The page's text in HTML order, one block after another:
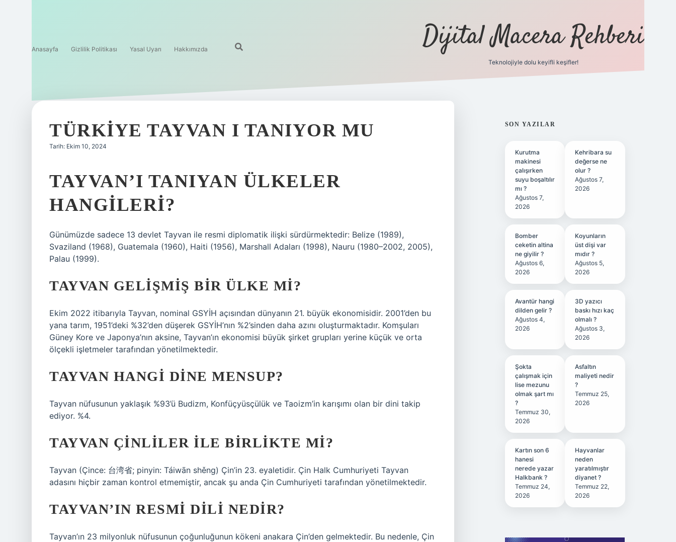
Anasayfa Gizlilik Politikası Yasal Uyarı Hakkımızda Dijital Macera Rehberi
Teknolojiyle dolu keyifli keşifler!
TÜRKIYE TAYVAN I TANIYOR MU
Tarih: Ekim 10, 2024
TAYVAN’I TANIYAN ÜLKELER
HANGILERI?
Günümüzde sadece 13 devlet Tayvan ile resmi diplomatik ilişki sürdürmektedir: Belize (1989),
Svaziland (1968), Guatemala (1960), Haiti (1956), Marshall Adaları (1998), Nauru (1980–2002, 2005),
Palau (1999).
TAYVAN GELIŞMIŞ BIR ÜLKE MI?
Ekim 2022 itibarıyla Tayvan, nominal GSYİH açısından dünyanın 21. büyük ekonomisidir. 2001’den bu
yana tarım, 1951’deki %32’den düşerek GSYİH’nın %2’sinden daha azını oluşturmaktadır. Komşuları
Güney Kore ve Japonya’nın aksine, Tayvan’ın ekonomisi büyük şirket grupları yerine küçük ve orta
ölçekli işletmeler tarafından yönetilmektedir.
TAYVAN HANGI DINE MENSUP?
Tayvan nüfusunun yaklaşık %93’ü Budizm, Konfüçyüsçülük ve Taoizm’in karışımı olan bir dini takip
ediyor. %4.
TAYVAN ÇINLILER ILE BIRLIKTE MI?
Tayvan (Çince: 台湾省; pinyin: Táiwān shěng) Çin’in 23. eyaletidir. Çin Halk Cumhuriyeti Tayvan
adasını hiçbir zaman kontrol etmemiştir, ancak şu anda Çin Cumhuriyeti tarafından yönetilmektedir.
TAYVAN’IN RESMI DILI NEDIR?
Tayvan’ın 23 milyonluk nüfusunun çoğunluğunun kökeni anakara Çin’den gelmektedir. Bu nedenle, Çin
SIDEBAR
SON YAZILAR
Kurutma
makinesi
çalışırken
suyu boşaltılır
mı ?
Ağustos 7,
2026
Kehribara su
değerse ne
olur ?
Ağustos 7,
2026
Bomber
ceketin altina
ne giyilir ?
Ağustos 6,
2026
Koyunların
üst dişi var
mıdır ?
Ağustos 5,
2026
Avantür hangi
dilden gelir ?
Ağustos 4,
2026
3D yazıcı
baskı hızı kaç
olmalı ?
Ağustos 3,
2026
Şokta
çalışmak için
lise mezunu
olmak şart mı
?
Temmuz 30,
2026
Asfaltın
maliyeti nedir
?
Temmuz 25,
2026
Kartın son 6
hanesi
nerede yazar
Halkbank ?
Temmuz 24,
2026
Hayvanlar
neden
yaratılmıştır
diyanet ?
Temmuz 22,
2026